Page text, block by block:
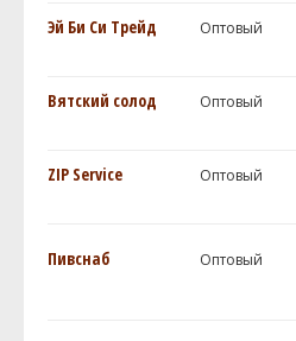
Эй Би Си Трейд Оптовый
Вятский солод Оптовый
ZIP Service Оптовый
Пивснаб Оптовый